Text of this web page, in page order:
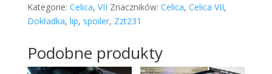
Celica
VII
Kategorie: Celica, VII Znaczników: Celica, Celica VII,
Dokładka, lip, spoiler, Zzt231
Podobne produkty